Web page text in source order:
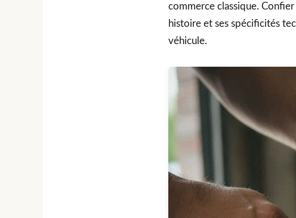
commerce classique.
histoire et ses spécificités
véhicule.